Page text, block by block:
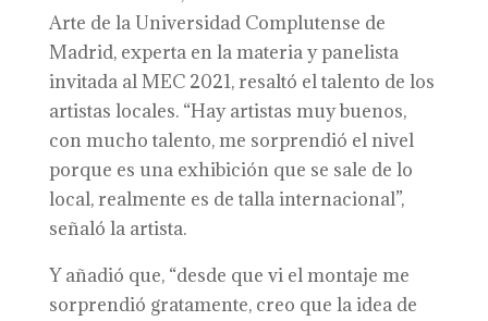
Arte de la Universidad Complutense de
Madrid, experta en la materia y panelista
invitada al MEC 2021, resaltó el talento de los
artistas locales. “Hay artistas muy buenos,
con mucho talento, me sorprendió el nivel
porque es una exhibición que se sale de lo
local, realmente es de talla internacional”,
señaló la artista.
Y añadió que, “desde que vi el montaje me
sorprendió gratamente, creo que la idea de